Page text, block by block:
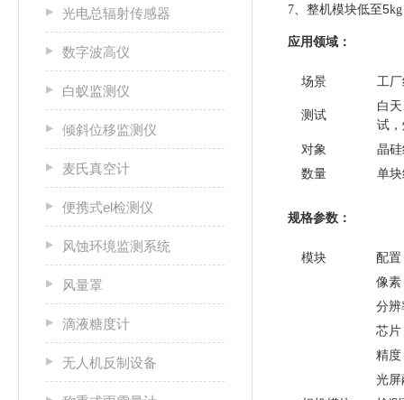
光电总辐射传感器
数字波高仪
白蚁监测仪
倾斜位移监测仪
麦氏真空计
便携式el检测仪
风蚀环境监测系统
风量罩
滴液糖度计
无人机反制设备
7、整机模块低至5
应用领域：
场景 工
测试
白
试
对象
晶
数量
单
规格参数：
模块 配置
像素
分辨
芯片
精度
光屏